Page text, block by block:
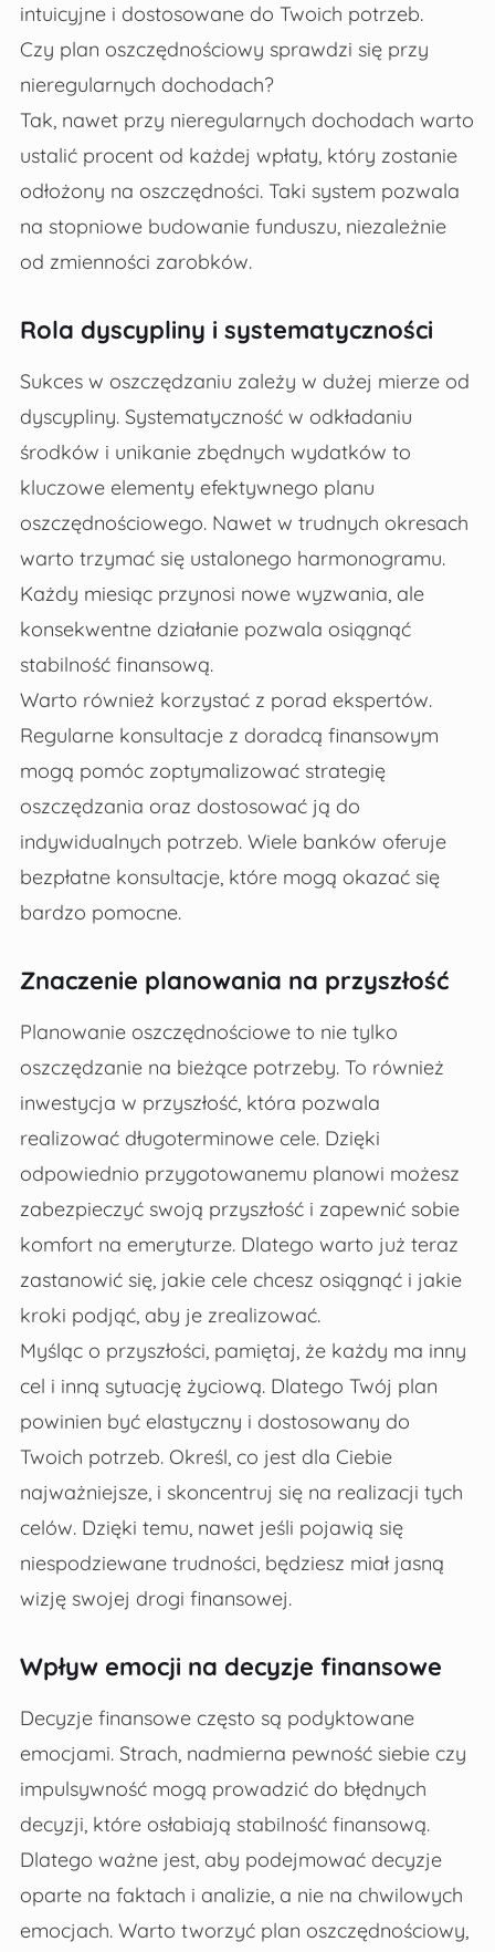
intuicyjne i dostosowane do Twoich potrzeb.
Czy plan oszczędnościowy sprawdzi się przy
nieregularnych dochodach?
Tak, nawet przy nieregularnych dochodach warto
ustalić procent od każdej wpłaty, który zostanie
odłożony na oszczędności. Taki system pozwala
na stopniowe budowanie funduszu, niezależnie
od zmienności zarobków.
Rola dyscypliny i systematyczności
Sukces w oszczędzaniu zależy w dużej mierze od
dyscypliny. Systematyczność w odkładaniu
środków i unikanie zbędnych wydatków to
kluczowe elementy efektywnego planu
oszczędnościowego. Nawet w trudnych okresach
warto trzymać się ustalonego harmonogramu.
Każdy miesiąc przynosi nowe wyzwania, ale
konsekwentne działanie pozwala osiągnąć
stabilność finansową.
Warto również korzystać z porad ekspertów.
Regularne konsultacje z doradcą finansowym
mogą pomóc zoptymalizować strategię
oszczędzania oraz dostosować ją do
indywidualnych potrzeb. Wiele banków oferuje
bezpłatne konsultacje, które mogą okazać się
bardzo pomocne.
Znaczenie planowania na przyszłość
Planowanie oszczędnościowe to nie tylko
oszczędzanie na bieżące potrzeby. To również
inwestycja w przyszłość, która pozwala
realizować długoterminowe cele. Dzięki
odpowiednio przygotowanemu planowi możesz
zabezpieczyć swoją przyszłość i zapewnić sobie
komfort na emeryturze. Dlatego warto już teraz
zastanowić się, jakie cele chcesz osiągnąć i jakie
kroki podjąć, aby je zrealizować.
Myśląc o przyszłości, pamiętaj, że każdy ma inny
cel i inną sytuację życiową. Dlatego Twój plan
powinien być elastyczny i dostosowany do
Twoich potrzeb. Określ, co jest dla Ciebie
najważniejsze, i skoncentruj się na realizacji tych
celów. Dzięki temu, nawet jeśli pojawią się
niespodziewane trudności, będziesz miał jasną
wizję swojej drogi finansowej.
Wpływ emocji na decyzje finansowe
Decyzje finansowe często są podyktowane
emocjami. Strach, nadmierna pewność siebie czy
impulsywność mogą prowadzić do błędnych
decyzji, które osłabiają stabilność finansową.
Dlatego ważne jest, aby podejmować decyzje
oparte na faktach i analizie, a nie na chwilowych
emocjach. Warto tworzyć plan oszczędnościowy,